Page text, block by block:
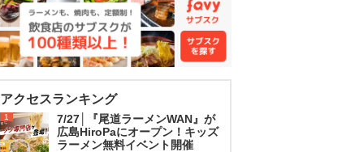
アクセスランキング
1
7/27│『尾道ラーメンWAN』が
広島HiroPaにオープン！キッズ
ラーメン無料イベント開催